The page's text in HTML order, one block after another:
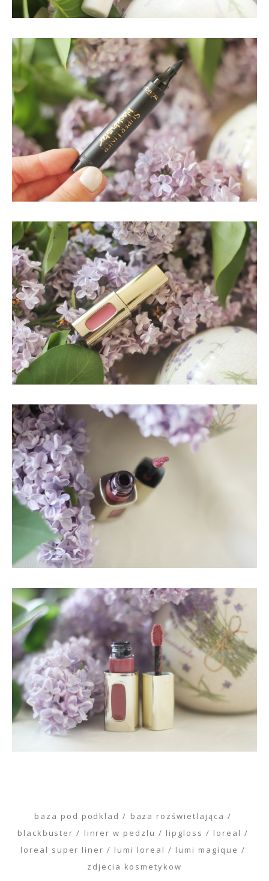
baza pod podklad
baza rozświetlająca
blackbuster
linrer w pedzlu lipgloss
loreal
loreal super liner
lumi loreal
lumi magique
zdjecia kosmetykow